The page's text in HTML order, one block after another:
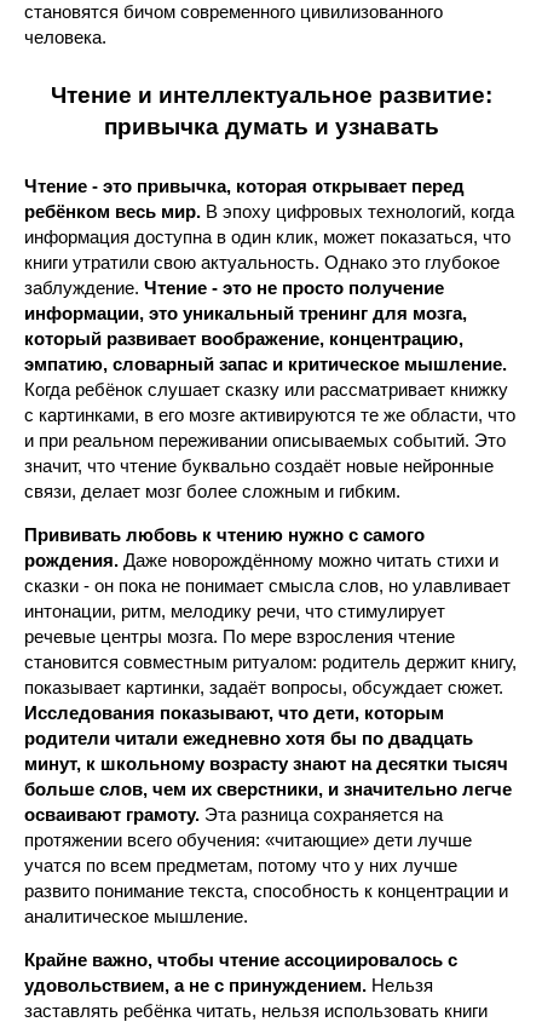
становятся бичом современного цивилизованного
человека.
Чтение и интеллектуальное развитие:
привычка думать и узнавать
Чтение - это привычка, которая открывает перед
ребёнком весь мир. В эпоху цифровых технологий, когда
информация доступна в один клик, может показаться, что
книги утратили свою актуальность. Однако это глубокое
заблуждение. Чтение - это не просто получение
информации, это уникальный тренинг для мозга,
который развивает воображение, концентрацию,
эмпатию, словарный запас и критическое мышление.
Когда ребёнок слушает сказку или рассматривает книжку
с картинками, в его мозге активируются те же области, что
и при реальном переживании описываемых событий. Это
значит, что чтение буквально создаёт новые нейронные
связи, делает мозг более сложным и гибким.
Прививать любовь к чтению нужно с самого
рождения. Даже новорождённому можно читать стихи и
сказки - он пока не понимает смысла слов, но улавливает
интонации, ритм, мелодику речи, что стимулирует
речевые центры мозга. По мере взросления чтение
становится совместным ритуалом: родитель держит книгу,
показывает картинки, задаёт вопросы, обсуждает сюжет.
Исследования показывают, что дети, которым
родители читали ежедневно хотя бы по двадцать
минут, к школьному возрасту знают на десятки тысяч
больше слов, чем их сверстники, и значительно легче
осваивают грамоту. Эта разница сохраняется на
протяжении всего обучения: «читающие» дети лучше
учатся по всем предметам, потому что у них лучше
развито понимание текста, способность к концентрации и
аналитическое мышление.
Крайне важно, чтобы чтение ассоциировалось с
удовольствием, а не с принуждением. Нельзя
заставлять ребёнка читать, нельзя использовать книги